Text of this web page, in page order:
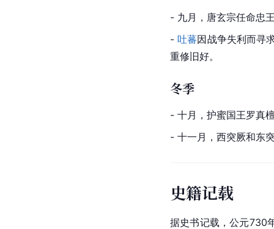
- 九月，唐玄宗任命忠
- 吐蕃因战争失利而寻
重修旧好。
冬季
- 十月，护蜜国王罗真
- 十一月，西突厥和东
史籍记载
据史书记载，公元730